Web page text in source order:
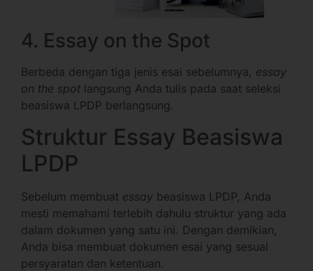
4. Essay on the Spot
Berbeda dengan tiga jenis esai sebelumnya, essay
on the spot langsung Anda tulis pada saat seleksi
beasiswa LPDP berlangsung.
Struktur Essay Beasiswa
LPDP
Sebelum membuat essay beasiswa LPDP, Anda
mesti memahami terlebih dahulu struktur yang ada
dalam dokumen yang satu ini. Dengan demikian,
Anda bisa membuat dokumen esai yang sesuai
persyaratan dan ketentuan.